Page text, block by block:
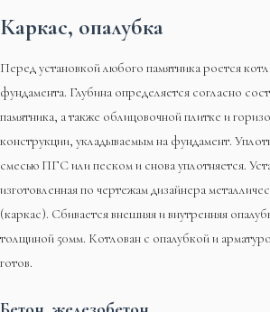
Каркас, опалубка
Перед установкой любого памятника роется
фундамента. Глубина определяется согласно
памятника, а также облицовочной плитке и
конструкции, укладываемым на фундамент.
смесью ПГС или песком и снова уплотняется.
изготовленная по чертежам дизайнера
(каркас). Сбивается внешняя и внутренняя
толщиной 50мм. Котлован с опалубкой и
готов.